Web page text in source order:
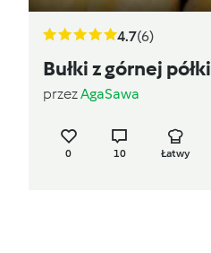
4.7(6)
Bułki z górnej półki
przezAgaSawa
0 10 Łatwy